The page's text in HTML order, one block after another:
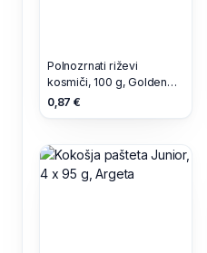
Polnozrnati riževi
kosmiči, 100 g, Golden
Bridge
0,87 €